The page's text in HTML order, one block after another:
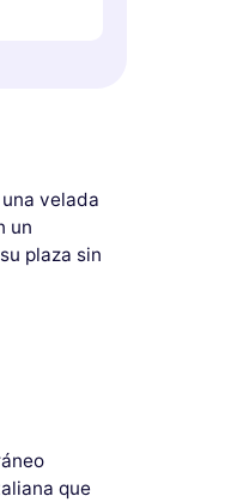
velada
un
plaza sin
que